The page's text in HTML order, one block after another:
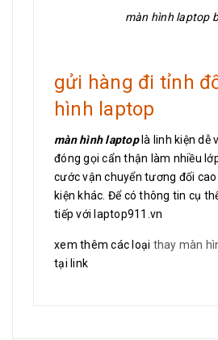
màn hình laptop
gửi hàng đi tỉnh
hình laptop
màn hình laptoplà linh kiện dễ
đóng gọi cẩn thận làm nhiều
cước vận chuyển tương đối
kiện khác. Để có thông tin cụ
tiếp với laptop911.vn
xem thêm các loại thay màn
tại link